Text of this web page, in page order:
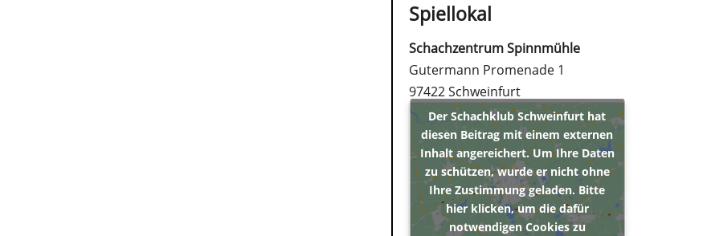
Spiellokal
Schachzentrum Spinnmühle
Gutermann Promenade 1
97422 Schweinfurt
Der Schachklub Schweinfurt hat
diesen Beitrag mit einem externen
Inhalt angereichert. Um Ihre Daten
zu schützen, wurde er nicht ohne
Ihre Zustimmung geladen. Bitte
hier klicken, um die dafür
notwendigen Cookies zu